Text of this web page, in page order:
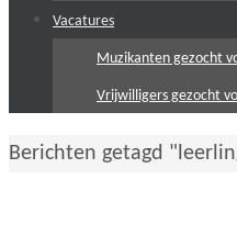
Vacatures
Muzikanten gezocht
Vrijwilligers gezocht
Home
Berichten getagd